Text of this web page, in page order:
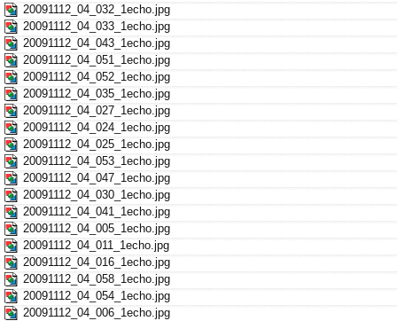
20091112_04_032_1echo.jpg
20091112_04_033_1echo.jpg
20091112_04_043_1echo.jpg
20091112_04_051_1echo.jpg
20091112_04_052_1echo.jpg
20091112_04_035_1echo.jpg
20091112_04_027_1echo.jpg
20091112_04_024_1echo.jpg
20091112_04_025_1echo.jpg
20091112_04_053_1echo.jpg
20091112_04_047_1echo.jpg
20091112_04_030_1echo.jpg
20091112_04_041_1echo.jpg
20091112_04_005_1echo.jpg
20091112_04_011_1echo.jpg
20091112_04_016_1echo.jpg
20091112_04_058_1echo.jpg
20091112_04_054_1echo.jpg
20091112_04_006_1echo.jpg